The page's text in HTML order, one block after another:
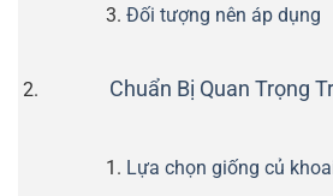
Đối tượng nên áp dụng
Chuẩn Bị Quan Trọng
Lựa chọn giống củ